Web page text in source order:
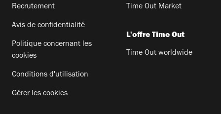
Recrutement
Avis de confidentialité
Politique concernant les
cookies
Conditions d'utilisation
Gérer les cookies
Time Out Market
L'offre Time Out
Time Out worldwide